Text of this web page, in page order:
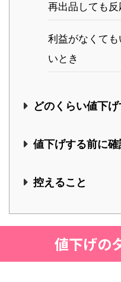
再出品しても反
利益がなくて
いとき
どのくらい値下げ
値下げする前に確
控えること
値下げの